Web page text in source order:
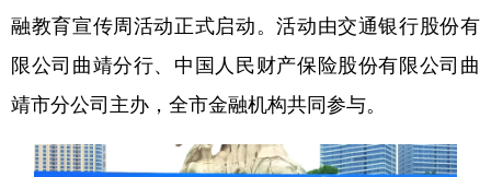
教育
州市
社会
图片
经济 服务 云南故事
云南青年说 趣看文物
融教育宣传周活动正式启动。活动由交通银行股份有
限公司曲靖分行、中国人民财产保险股份有限公司曲
靖市分公司主办，全市金融机构共同参与。